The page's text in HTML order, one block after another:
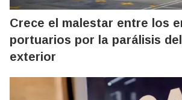
Crece el malestar entre los
portuarios por la parálisis
exterior